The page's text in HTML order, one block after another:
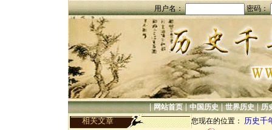
用户名： 密码：
|网站首页|中国历史|世界历史|历
相关文章 您现在的位置： 历史千